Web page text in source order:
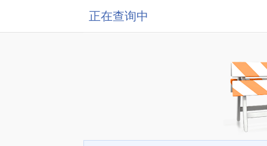
正在查询中